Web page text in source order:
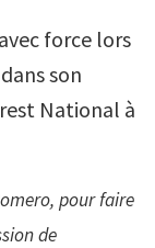
force lors
son
National à
pour faire
de